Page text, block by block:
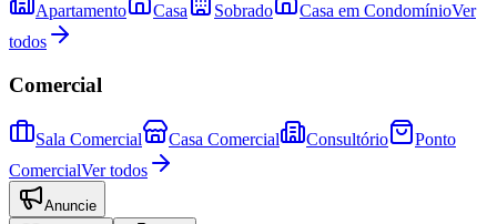
Apartamento Casa Sobrado Casa em CondomínioVer
todos
Comercial
Sala Comercial Casa Comercial Consultório
Ponto
ComercialVer todos
Anuncie